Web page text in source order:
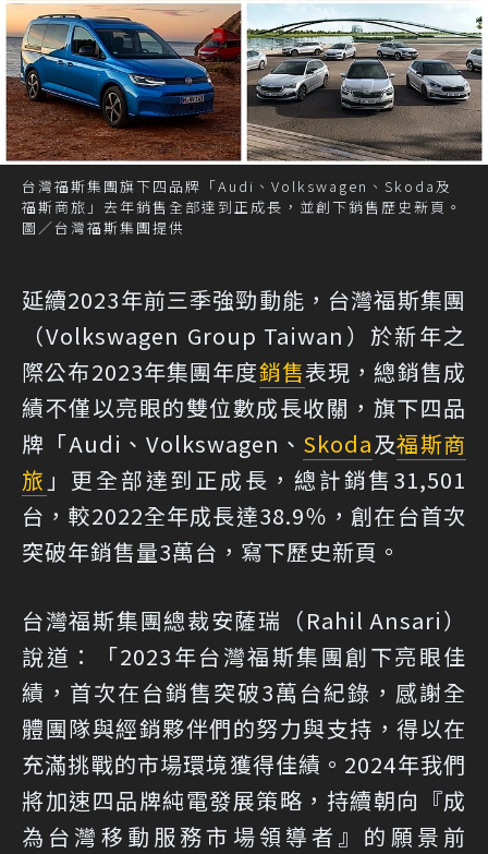
台灣福斯集團旗下四品牌「Audi、Volkswagen、Skoda及
福斯商旅」去年銷售全部達到正成長，並創下銷售歷史新頁。
圖／台灣福斯集團提供
延續2023年前三季強勁動能，台灣福斯集團
（Volkswagen Group Taiwan）於新年之
際公布2023年集團年度銷售表現，總銷售成
績不僅以亮眼的雙位數成長收關，旗下四品
牌「Audi、Volkswagen、 Skoda及福斯商
旅 」更全部達到正成長，總計銷售31,501
台，較2022全年成長達38.9％，創在台首次
突破年銷售量3萬台，寫下歷史新頁。
台灣福斯集團總裁安薩瑞（Rahil Ansari）
說道：「2023年台灣福斯集團創下亮眼佳
績，首次在台銷售突破3萬台紀錄，感謝全
體團隊與經銷夥伴們的努力與支持，得以在
充滿挑戰的市場環境獲得佳績。2024年我們
將加速四品牌純電發展策略，持續朝向『成
為台灣移動服務市場領導者』的願景前